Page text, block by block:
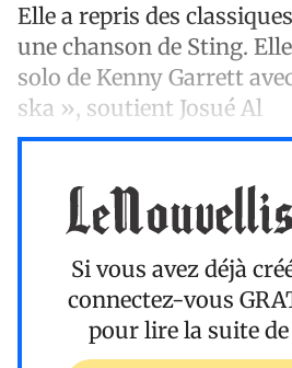
Elle a repris des
une chanson de Sting.
solo de Kenny Garrett
ska », soutient Josué Al
Si vous avez déjà
connectez-vous
pour lire la suite